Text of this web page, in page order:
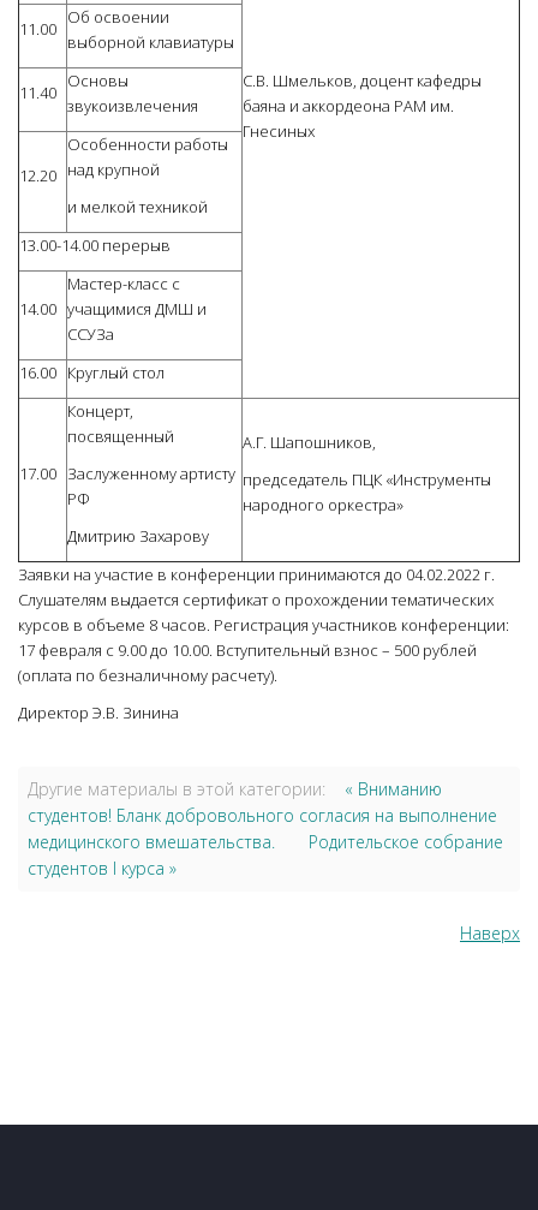
С.В. Шмельков, доцент кафедры
баяна и аккордеона РАМ им.
Гнесиных
11.00
Об освоении
выборной клавиатуры
11.40
Основы
звукоизвлечения
12.20
Особенности работы
над крупной
и мелкой техникой
13.00-14.00 перерыв
14.00
Мастер-класс с
учащимися ДМШ и
ССУЗа
16.00 Круглый стол
17.00
Концерт,
посвященный
Заслуженному артисту
РФ
Дмитрию Захарову
А.Г. Шапошников,
председатель ПЦК «Инструменты
народного оркестра»
Заявки на участие в конференции принимаются до 04.02.2022 г.
Слушателям выдается сертификат о прохождении тематических
курсов в объеме 8 часов. Регистрация участников конференции:
17 февраля с 9.00 до 10.00. Вступительный взнос – 500 рублей
(оплата по безналичному расчету).
Директор Э.В. Зинина
Другие материалы в этой категории:
« Вниманию
студентов! Бланк добровольного согласия на выполнение
медицинского вмешательства.
Родительское собрание
студентов I курса »
Наверх